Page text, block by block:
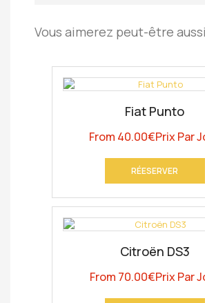
Vous aimerez peut-être
Fiat Punto
From 40.00€Prix Par
RÉESERVER
Citroën DS3
From 70.00€Prix Par